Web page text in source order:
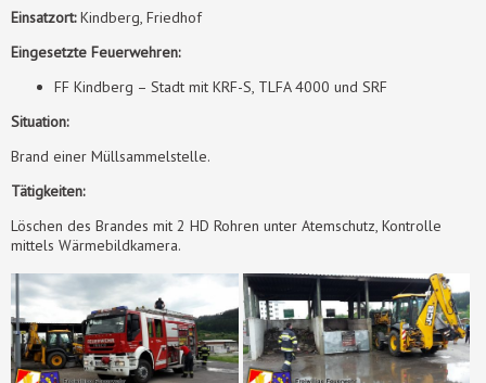
Einsatzort:Kindberg, Friedhof
Eingesetzte Feuerwehren:
FF Kindberg – Stadt mit KRF-S, TLFA 4000 und SRF
Situation:
Brand einer Müllsammelstelle.
Tätigkeiten:
Löschen des Brandes mit 2 HD Rohren unter Atemschutz, Kontrolle
mittels Wärmebildkamera.